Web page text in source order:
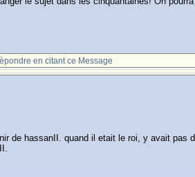
en citant ce Message
de hassanII. quand il etait le roi, y avait